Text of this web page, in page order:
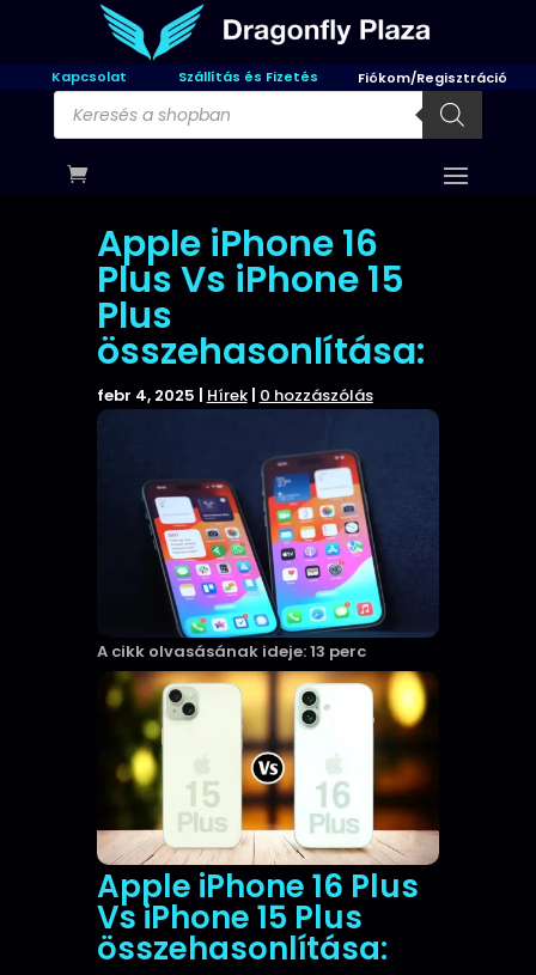
Kapcsolat Szállítás és Fizetés Fiókom/Regisztráció
Products
search
Apple iPhone 16
Plus Vs iPhone 15
Plus
összehasonlítása:
febr 4, 2025 Hírek| 0 hozzászólás
A cikk olvasásának ideje: 13 perc
Apple iPhone 16 Plus
Vs iPhone 15 Plus
összehasonlítása: